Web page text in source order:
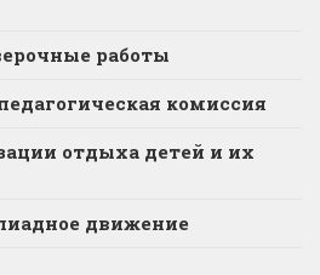
работы
комиссия
отдыха детей и их
движение